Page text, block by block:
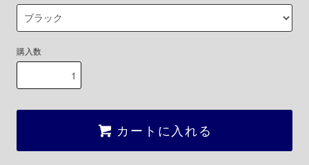
購入数
カートに入れる